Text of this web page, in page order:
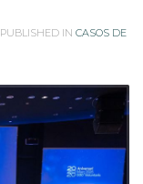
PUBLISHED IN CASOS DE